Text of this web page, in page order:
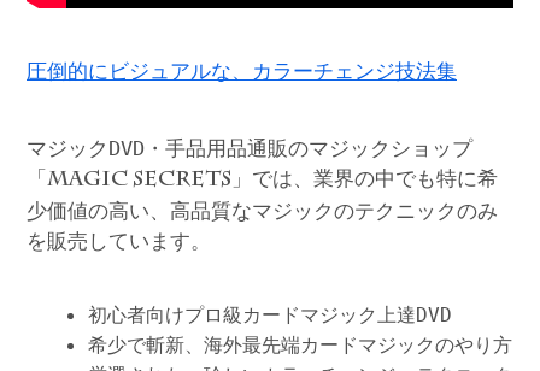
圧倒的にビジュアルな、カラーチェンジ技法集
マジックDVD・手品用品通販のマジックショップ
「 MAGIC SECRETS 」では、業界の中でも特に希
少価値の高い、高品質なマジックのテクニックのみ
を販売しています。
初心者向けプロ級カードマジック上達DVD
希少で斬新、海外最先端カードマジックのやり方